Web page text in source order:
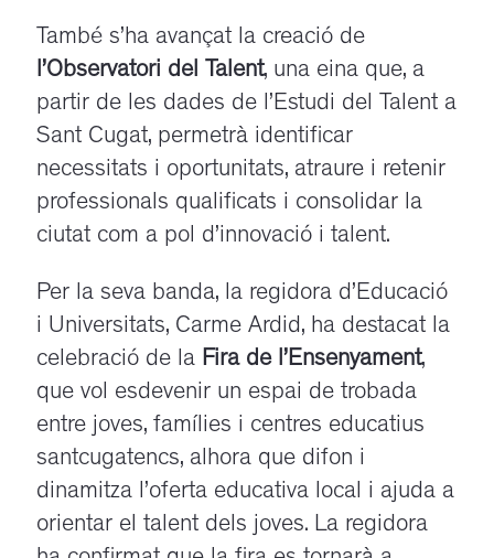
També s’ha avançat la creació de
l’Observatori del Talent, una eina que, a
partir de les dades de l’Estudi del Talent a
Sant Cugat, permetrà identificar
necessitats i oportunitats, atraure i retenir
professionals qualificats i consolidar la
ciutat com a pol d’innovació i talent.
Per la seva banda, la regidora d’Educació
i Universitats, Carme Ardid, ha destacat la
celebració de la Fira de l’Ensenyament,
que vol esdevenir un espai de trobada
entre joves, famílies i centres educatius
santcugatencs, alhora que difon i
dinamitza l’oferta educativa local i ajuda a
orientar el talent dels joves. La regidora